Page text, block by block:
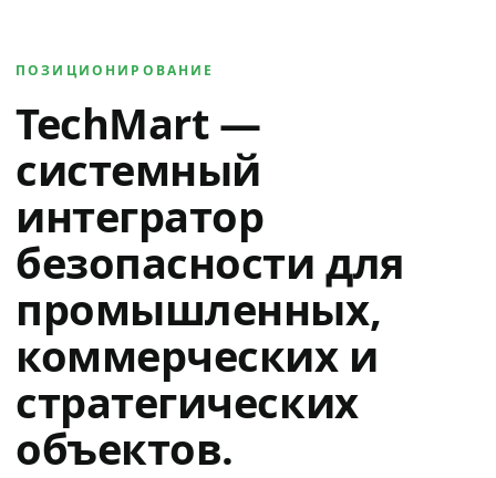
ПОЗИЦИОНИРОВАНИЕ
TechMart —
системный
интегратор
безопасности для
промышленных,
коммерческих и
стратегических
объектов.